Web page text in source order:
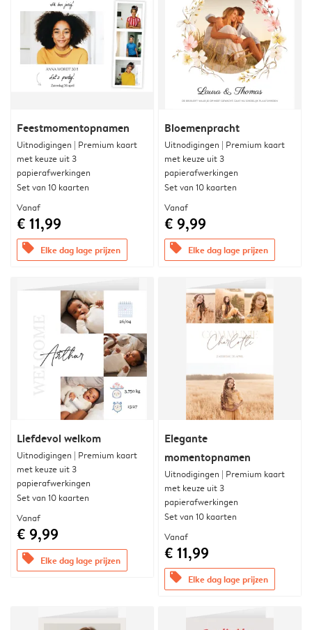
Feestmomentopnamen
Uitnodigingen | Premium kaart
met keuze uit 3
papierafwerkingen
Set van 10 kaarten
Vanaf
€ 11,99
offers Elke dag lage prijzen
Bloemenpracht
Uitnodigingen | Premium kaart
met keuze uit 3
papierafwerkingen
Set van 10 kaarten
Vanaf
€ 9,99
offers Elke dag lage prijzen
Liefdevol welkom
Uitnodigingen | Premium kaart
met keuze uit 3
papierafwerkingen
Set van 10 kaarten
Vanaf
€ 9,99
offers Elke dag lage prijzen
Elegante
momentopnamen
Uitnodigingen | Premium kaart
met keuze uit 3
papierafwerkingen
Set van 10 kaarten
Vanaf
€ 11,99
offers Elke dag lage prijzen